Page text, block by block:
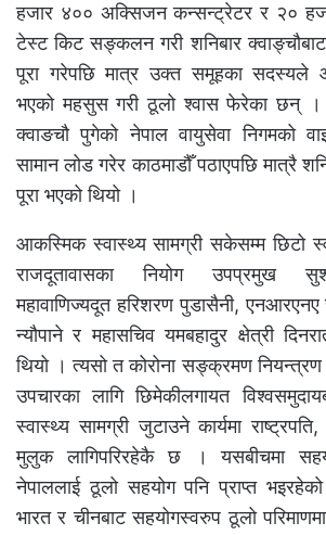
हजार ४०० अक्सिजन कन्सन्ट्रेटर र २०
टेस्ट किट सङ्कलन गरी शनिबार
पूरा गरेपछि मात्र उक्त समूहका सदस्यले
भएको महसुस गरी ठूलो श्वास फेरेका छन् ।
क्वाङचौ पुगेको नेपाल वायुसेवा निगमको
सामान लोड गरेर काठमाडौँ पठाएपछि मात्रै
पूरा भएको थियो ।
आकस्मिक स्वास्थ्य सामग्री सकेसम्म छिटो
राजदूतावासका नियोग उपप्रमुख
महावाणिज्यदूत हरिशरण पुडासैनी, एनआरएनए
न्यौपाने र महासचिव यमबहादुर क्षेत्री
थियो । त्यसो त कोरोना सङ्क्रमण नियन्त्रण
उपचारका लागि छिमेकीलगायत
स्वास्थ्य सामग्री जुटाउने कार्यमा
मुलुक लागिपरिरहेकै छ । यसबीचमा
नेपाललाई ठूलो सहयोग पनि प्राप्त
भारत र चीनबाट सहयोगस्वरुप ठूलो